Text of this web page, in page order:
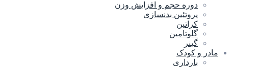
دوره حجم و افزایش وزن
پروتئین بدنسازی
کراتین
گلوتامین
گینر
مادر و کودک
بارداری